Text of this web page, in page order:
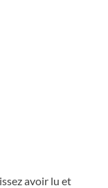
avoir lu et